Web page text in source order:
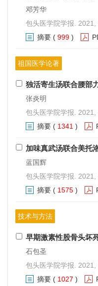
邓芳华
包头医学院学报. 2021,
摘要 ( 999 )
祖国医学论著
独活寄生汤联合腰部
张炎明
包头医学院学报. 2021,
摘要 ( 1341 )
加味真武汤联合美托
蓝国辉
包头医学院学报. 2021,
摘要 ( 1575 )
技术与方法
早期激素性股骨头坏
石包圣
包头医学院学报. 2021,
摘要 ( 1027 )